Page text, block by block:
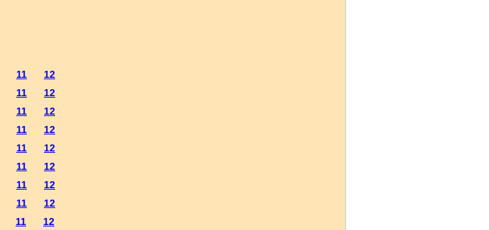
11
12
11
12
11
12
11
12
11
12
11
12
11
12
11
12
11
12